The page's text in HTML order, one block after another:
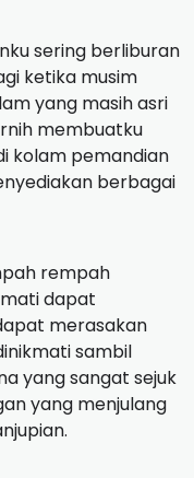
sering berliburan
ketika musim
yang masih asri
membuatku
kolam pemandian
berbagai
rempah
dapat
merasakan
sambil
yang sangat sejuk
yang menjulang